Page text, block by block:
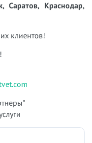
Саратов, Краснодар,
клиентов!